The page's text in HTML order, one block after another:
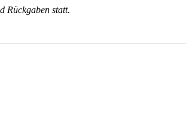
Rückgaben statt.